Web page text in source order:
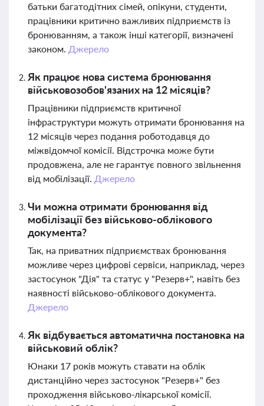
батьки багатодітних сімей, опікуни, студенти,
працівники критично важливих підприємств із
бронюванням, а також інші категорії, визначені
законом. Джерело
Як працює нова система бронювання
військовозобов'язаних на 12 місяців?
Працівники підприємств критичної
інфраструктури можуть отримати бронювання на
12 місяців через подання роботодавця до
міжвідомчої комісії. Відстрочка може бути
продовжена, але не гарантує повного звільнення
від мобілізації. Джерело
Чи можна отримати бронювання від
мобілізації без військово-облікового
документа?
Так, на приватних підприємствах бронювання
можливе через цифрові сервіси, наприклад, через
застосунок "Дія" та статус у "Резерв+", навіть без
наявності військово-облікового документа.
Джерело
Як відбувається автоматична постановка на
військовий облік?
Юнаки 17 років можуть ставати на облік
дистанційно через застосунок "Резерв+" без
проходження військово-лікарської комісії.